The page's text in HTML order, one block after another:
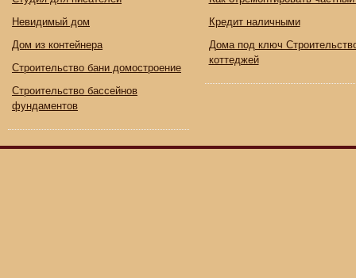
Невидимый дом
Дом из контейнера
Строительство бани домостроение
Строительство бассейнов
фундаментов
Кредит наличными
Дома под ключ
коттеджей